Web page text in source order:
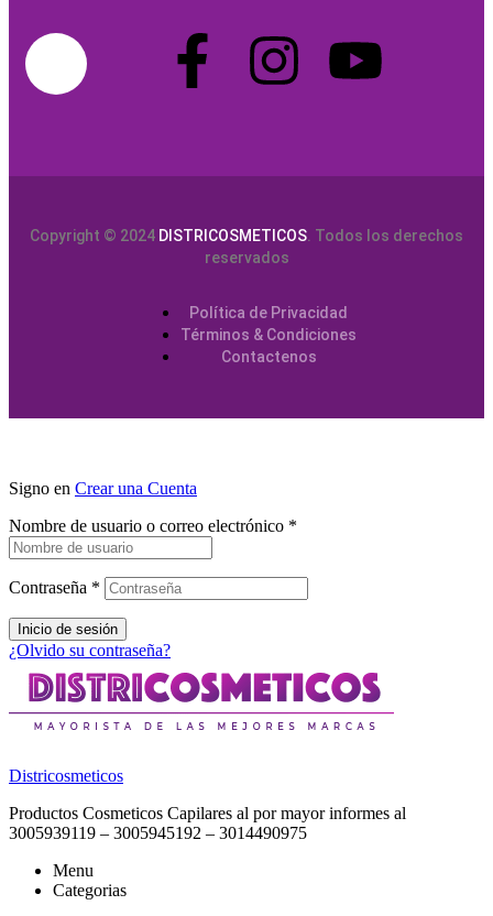
Copyright © 2024 DISTRICOSMETICOS. Todos los derechos
reservados
Política de Privacidad
Términos & Condiciones
Contactenos
Signo en Crear una Cuenta
Nombre de usuario o correo electrónico *
Contraseña *
Inicio de sesión
¿Olvido su contraseña?
Districosmeticos
Productos Cosmeticos Capilares al por mayor informes al
3005939119 – 3005945192 – 3014490975
Menu
Categorias